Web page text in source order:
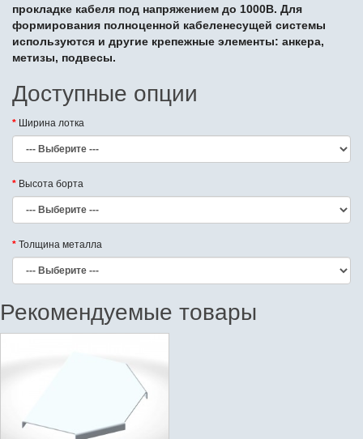
прокладке кабеля под напряжением до 1000В. Для
формирования полноценной кабеленесущей системы
используются и другие крепежные элементы: анкера,
метизы, подвесы.
Доступные опции
Ширина лотка
Высота борта
Толщина металла
Рекомендуемые товары